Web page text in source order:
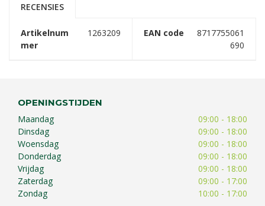
RECENSIES
Artikelnum
mer
1263209 EAN code
8717755061
690
OPENINGSTIJDEN
Maandag
09:00 - 18:00
Dinsdag
09:00 - 18:00
Woensdag
09:00 - 18:00
Donderdag
09:00 - 18:00
Vrijdag
09:00 - 18:00
Zaterdag
09:00 - 17:00
Zondag
10:00 - 17:00